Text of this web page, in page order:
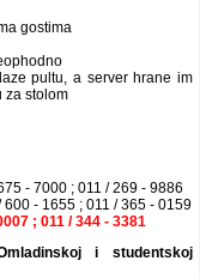
gostima
pultu, a server hrane im
za stolom
- 7000 ; 011 / 269 - 9886
- 1655 ; 011 / 365 - 0159
; 011 / 344 - 3381
i studentskoj